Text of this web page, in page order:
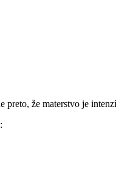
že materstvo je